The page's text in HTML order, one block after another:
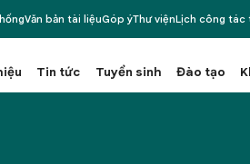
Văn bản tài liệuGóp ýThư việnLịch công tác
Tin tức Tuyển sinh Đào tạo